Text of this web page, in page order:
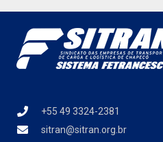
+55 49 3324-2381
sitran@sitran.org.br